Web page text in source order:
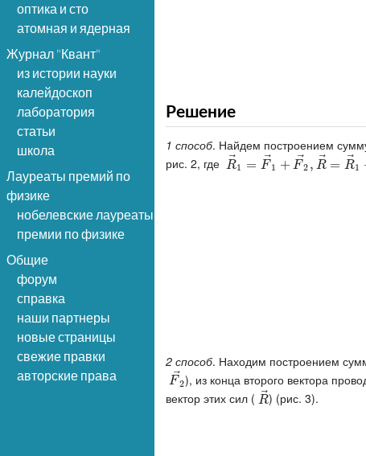
оптика и сто
атомная и ядерная
Журнал "Квант"
из истории науки
калейдоскоп
лаборатория
статьи
школа
Лауреаты премий по
физике
нобелевские лауреаты
премии по физике
Общие
форум
справка
наши партнеры
новые страницы
свежие правки
авторские права
Решение
1 способ. Найдем построением
рис. 2, где R⃗1 = F ⃗1 + F⃗
2 , R⃗ = R⃗1
R→ 1= F→ 1+ F→2 ,R→= R→
2 способ. Находим построением
F ⃗
2
F→2
), из конца второго вектора
вектор этих сил ( R⃗
R→
) (рис. 3).